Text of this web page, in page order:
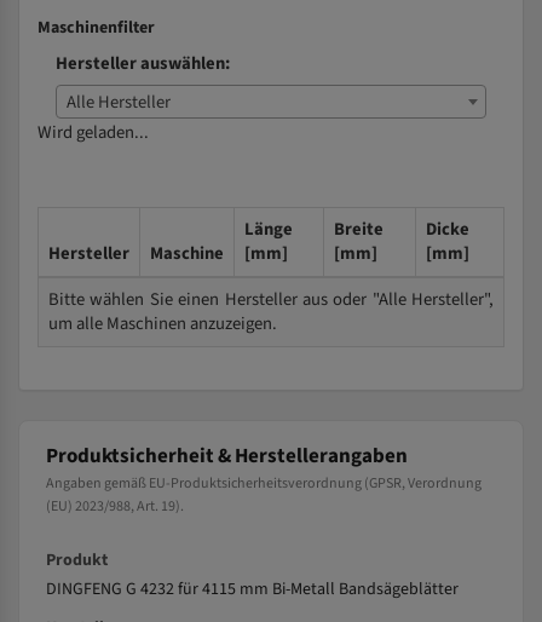
Maschinenfilter
Hersteller auswählen:
Alle Hersteller
Wird geladen...
Hersteller Maschine
Länge
[mm]
Breite
[mm]
Dicke
[mm]
Bitte wählen Sie einen Hersteller aus oder "Alle Hersteller",
um alle Maschinen anzuzeigen.
Produktsicherheit & Herstellerangaben
Angaben gemäß EU-Produktsicherheitsverordnung (GPSR, Verordnung
(EU) 2023/988, Art. 19).
Produkt
DINGFENG G 4232 für 4115 mm Bi-Metall Bandsägeblätter